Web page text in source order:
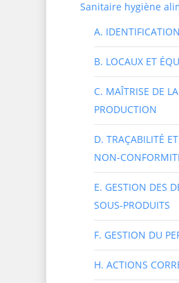
Sanitaire hygiène
A.
B. LOCAUX ET
C. MAÎTRISE DE
PRODUCTION
D. TRAÇABILITÉ
NON-
E. GESTION DES
SOUS-PRODUITS
F. GESTION DU
H. ACTIONS